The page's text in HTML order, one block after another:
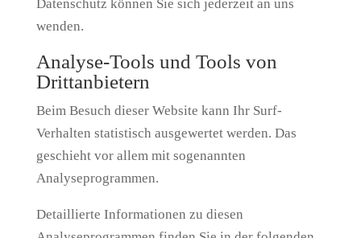
Datenschutz können Sie sich jederzeit an uns
wenden.
Analyse-Tools und Tools von
Dritt­anbietern
Beim Besuch dieser Website kann Ihr Surf-
Verhalten statistisch ausgewertet werden. Das
geschieht vor allem mit sogenannten
Analyseprogrammen.
Detaillierte Informationen zu diesen